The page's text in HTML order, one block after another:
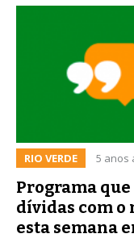
RIO VERDE 5 anos
Programa
dívidas com o
esta semana